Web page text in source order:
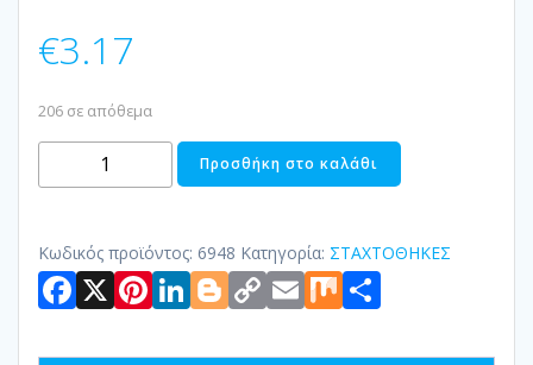
€3.17
206 σε απόθεμα
ΣΤΑΧΤΟΘΗΚΗ
ΠΟΡΣΕΛΑΝΗΣ
Προσθήκη στο καλάθι
Κωδικός προϊόντος: 6948 Κατηγορία: ΣΤΑΧΤΟΘΗΚΕΣ
Facebook
X Pinterest
LinkedIn
Blogger
Copy
Link
Email
Mix